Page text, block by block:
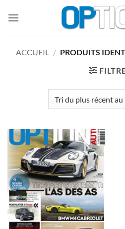
ACCUEIL / PRODUITS